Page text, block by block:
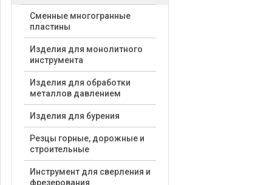
Cменные многогранные
пластины
Изделия для монолитного
инструмента
Изделия для обработки
металлов давлением
Изделия для бурения
Резцы горные, дорожные и
строительные
Инструмент для сверления и
фрезерования